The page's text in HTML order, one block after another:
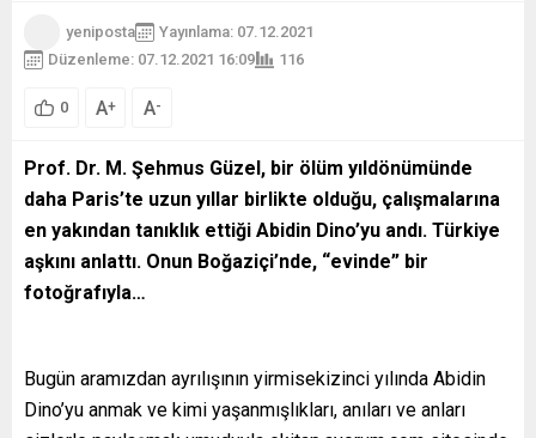
yeniposta
Yayınlama: 07.12.2021
Düzenleme: 07.12.2021 16:09
116
0 A+ A-
Prof. Dr. M. Şehmus Güzel, bir ölüm yıldönümünde
daha Paris’te uzun yıllar birlikte olduğu, çalışmalarına
en yakından tanıklık ettiği Abidin Dino’yu andı. Türkiye
aşkını anlattı. Onun Boğaziçi’nde, “evinde” bir
fotoğrafıyla…
Bugün aramızdan ayrılışının yirmisekizinci yılında Abidin
Dino’yu anmak ve kimi yaşanmışlıkları, anıları ve anları